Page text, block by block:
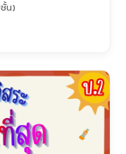
น)